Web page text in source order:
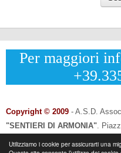
Utilizziamo i cookie per assicurarti una
Per maggiori
Copyright © 2009 - A.S.D.
"SENTIERI DI ARMONIA"